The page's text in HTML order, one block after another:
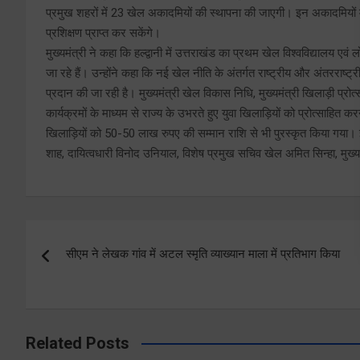
प्रमुख शहरों में 23 खेल अकादमियों की स्थापना की जाएगी। इन
प्रशिक्षण प्राप्त कर सकेंगे।
मुख्यमंत्री ने कहा कि हल्द्वानी में उत्तराखंड का प्रथम खेल विश्वविद्यालय एवं
जा रहे हैं। उन्होंने कहा कि नई खेल नीति के अंतर्गत राष्ट्रीय और
प्रदान की जा रही है। मुख्यमंत्री खेल विकास निधि, मुख्यमंत्री खिलाड़ी
कार्यक्रमों के माध्यम से राज्य के उभरते हुए युवा खिलाड़ियों को
खिलाड़ियों को 50-50 लाख रुपए की सम्मान राशि से भी पुरस्कृत किया
शाह, दायित्वधारी विनोद उनियाल, विशेष प्रमुख सचिव खेल अमित सिन्हा,
navigation
सीएम ने लेखक गांव में अटल स्मृति व्याख्यान माला में प्रतिभाग किया
Related Posts